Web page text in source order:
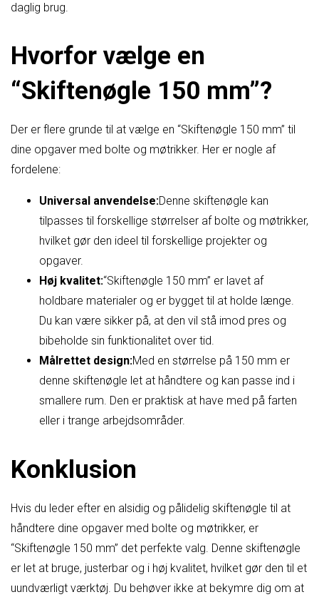
daglig brug.
Hvorfor vælge en
“Skiftenøgle 150 mm”?
Der er flere grunde til at vælge en “Skiftenøgle 150 mm” til
dine opgaver med bolte og møtrikker. Her er nogle af
fordelene:
Universal anvendelse:Denne skiftenøgle kan
tilpasses til forskellige størrelser af bolte og møtrikker,
hvilket gør den ideel til forskellige projekter og
opgaver.
Høj kvalitet:“Skiftenøgle 150 mm” er lavet af
holdbare materialer og er bygget til at holde længe.
Du kan være sikker på, at den vil stå imod pres og
bibeholde sin funktionalitet over tid.
Målrettet design:Med en størrelse på 150 mm er
denne skiftenøgle let at håndtere og kan passe ind i
smallere rum. Den er praktisk at have med på farten
eller i trange arbejdsområder.
Konklusion
Hvis du leder efter en alsidig og pålidelig skiftenøgle til at
håndtere dine opgaver med bolte og møtrikker, er
“Skiftenøgle 150 mm” det perfekte valg. Denne skiftenøgle
er let at bruge, justerbar og i høj kvalitet, hvilket gør den til et
uundværligt værktøj. Du behøver ikke at bekymre dig om at